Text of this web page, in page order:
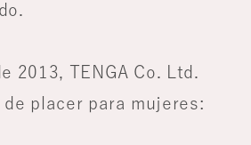
2013, TENGA Co. Ltd.
de placer para mujeres: